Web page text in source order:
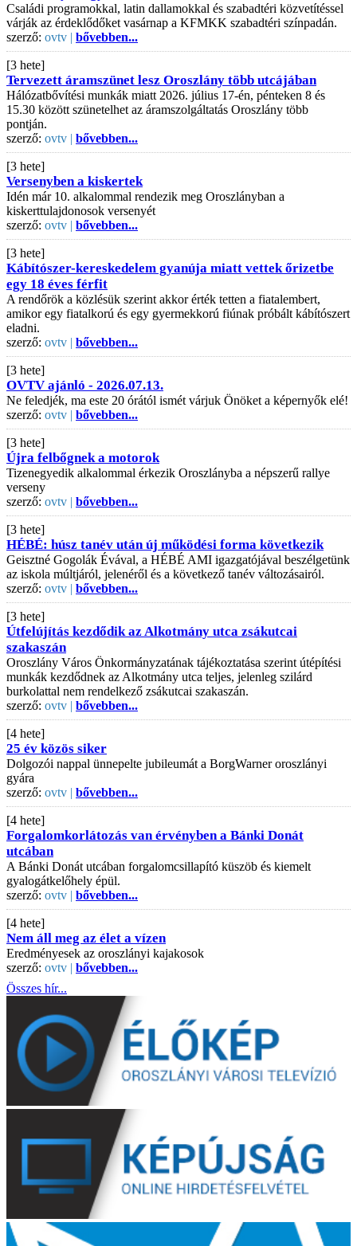
Családi programokkal, latin dallamokkal és szabadtéri közvetítéssel
várják az érdeklődőket vasárnap a KFMKK szabadtéri színpadán.
szerző: ovtv | bővebben...
[3 hete]
Tervezett áramszünet lesz Oroszlány több utcájában
Hálózatbővítési munkák miatt 2026. július 17-én, pénteken 8 és
15.30 között szünetelhet az áramszolgáltatás Oroszlány több
pontján.
szerző: ovtv | bővebben...
[3 hete]
Versenyben a kiskertek
Idén már 10. alkalommal rendezik meg Oroszlányban a
kiskerttulajdonosok versenyét
szerző: ovtv | bővebben...
[3 hete]
Kábítószer-kereskedelem gyanúja miatt vettek őrizetbe
egy 18 éves férfit
A rendőrök a közlésük szerint akkor érték tetten a fiatalembert,
amikor egy fiatalkorú és egy gyermekkorú fiúnak próbált kábítószert
eladni.
szerző: ovtv | bővebben...
[3 hete]
OVTV ajánló - 2026.07.13.
Ne feledjék, ma este 20 órától ismét várjuk Önöket a képernyők elé!
szerző: ovtv | bővebben...
[3 hete]
Újra felbőgnek a motorok
Tizenegyedik alkalommal érkezik Oroszlányba a népszerű rallye
verseny
szerző: ovtv | bővebben...
[3 hete]
HÉBÉ: húsz tanév után új működési forma következik
Geisztné Gogolák Évával, a HÉBÉ AMI igazgatójával beszélgetünk
az iskola múltjáról, jelenéről és a következő tanév változásairól.
szerző: ovtv | bővebben...
[3 hete]
Útfelújítás kezdődik az Alkotmány utca zsákutcai
szakaszán
Oroszlány Város Önkormányzatának tájékoztatása szerint útépítési
munkák kezdődnek az Alkotmány utca teljes, jelenleg szilárd
burkolattal nem rendelkező zsákutcai szakaszán.
szerző: ovtv | bővebben...
[4 hete]
25 év közös siker
Dolgozói nappal ünnepelte jubileumát a BorgWarner oroszlányi
gyára
szerző: ovtv | bővebben...
[4 hete]
Forgalomkorlátozás van érvényben a Bánki Donát
utcában
A Bánki Donát utcában forgalomcsillapító küszöb és kiemelt
gyalogátkelőhely épül.
szerző: ovtv | bővebben...
[4 hete]
Nem áll meg az élet a vízen
Eredményesek az oroszlányi kajakosok
szerző: ovtv | bővebben...
Összes hír...